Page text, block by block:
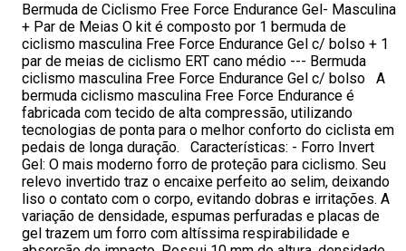
Bermuda de Ciclismo Free Force Endurance Gel- Masculina
+ Par de Meias O kit é composto por 1 bermuda de
ciclismo masculina Free Force Endurance Gel c/ bolso + 1
par de meias de ciclismo ERT cano médio --- Bermuda
ciclismo masculina Free Force Endurance Gel c/ bolso A
bermuda ciclismo masculina Free Force Endurance é
fabricada com tecido de alta compressão, utilizando
tecnologias de ponta para o melhor conforto do ciclista em
pedais de longa duração. Características: - Forro Invert
Gel: O mais moderno forro de proteção para ciclismo. Seu
relevo invertido traz o encaixe perfeito ao selim, deixando
liso o contato com o corpo, evitando dobras e irritações. A
variação de densidade, espumas perfuradas e placas de
gel trazem um forro com altíssima respirabilidade e